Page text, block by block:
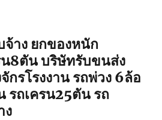
จ้าง ยกของหนัก
น8ตัน บริษัทรับขนส่ง
กรโรงงาน รถพ่วง 6ล้อ
รถเครน25ตัน รถ
ง